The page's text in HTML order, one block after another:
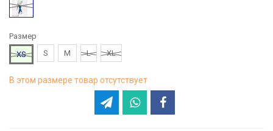
Размер
XS
S M L XL
В этом размере товар отсутствует